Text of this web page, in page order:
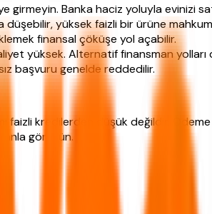
girmeyin. Banka haciz yoluyla evinizi
yüksek faizli bir ürüne
finansal çöküşe yol açabilir.
yüksek. Alternatif finansman yolları
başvuru genelde reddedilir.
faizli kredilerden düşük değildir.
görüşün.